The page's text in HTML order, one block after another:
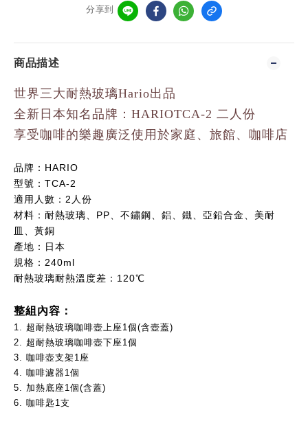
分享到
商品描述
世界三大耐熱玻璃Hario出品
全新日本知名品牌：HARIOTCA-2 二人份
享受咖啡的樂趣廣泛使用於家庭、旅館、咖啡店
品牌：HARIO
型號：TCA-2
適用人數：2人份
材料：耐熱玻璃、PP、不鏽鋼、鋁、鐵、亞鉛合金、美耐
皿、黃銅
產地：日本
規格：240ml
耐熱玻璃耐熱溫度差：120℃
整組內容：
1. 超耐熱玻璃咖啡壺上座1個(含壺蓋)
2. 超耐熱玻璃咖啡壺下座1個
3. 咖啡壺支架1座
4. 咖啡濾器1個
5. 加熱底座1個(含蓋)
6. 咖啡匙1支